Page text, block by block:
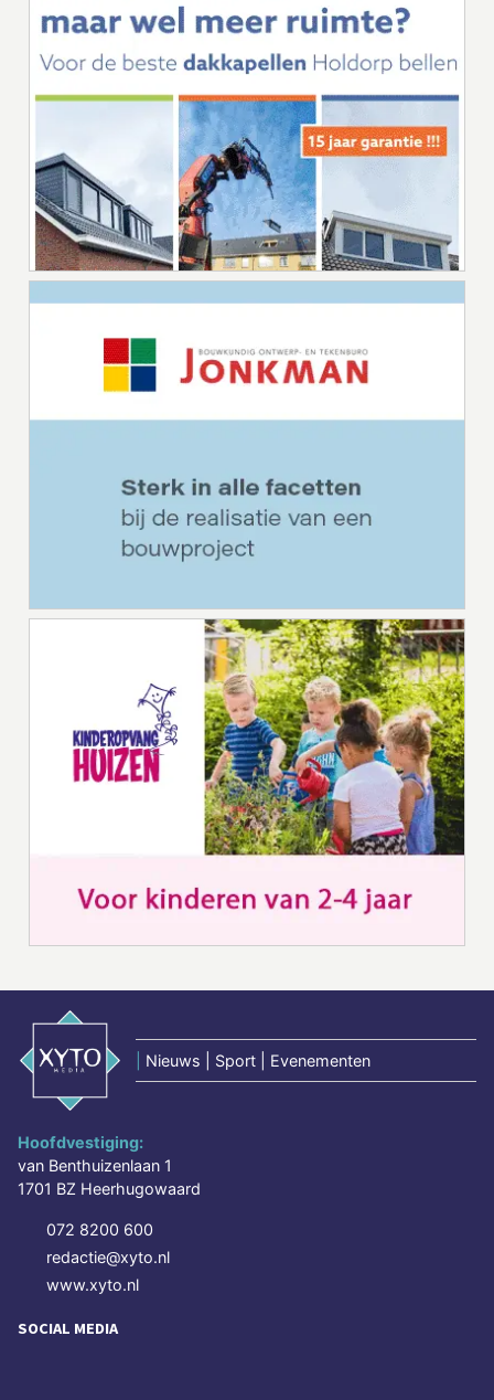
Nieuws | Sport | Evenementen
Hoofdvestiging:
van Benthuizenlaan 1
1701 BZ Heerhugowaard
072 8200 600
redactie@xyto.nl
www.xyto.nl
SOCIAL MEDIA